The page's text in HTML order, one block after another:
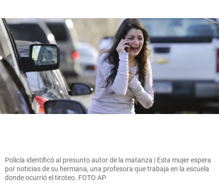
Policía identificó al presunto autor de la matanza | Esta mujer espera
por noticias de su hermana, una profesora que trabaja en la escuela
donde ocurrió el tiroteo. FOTO AP